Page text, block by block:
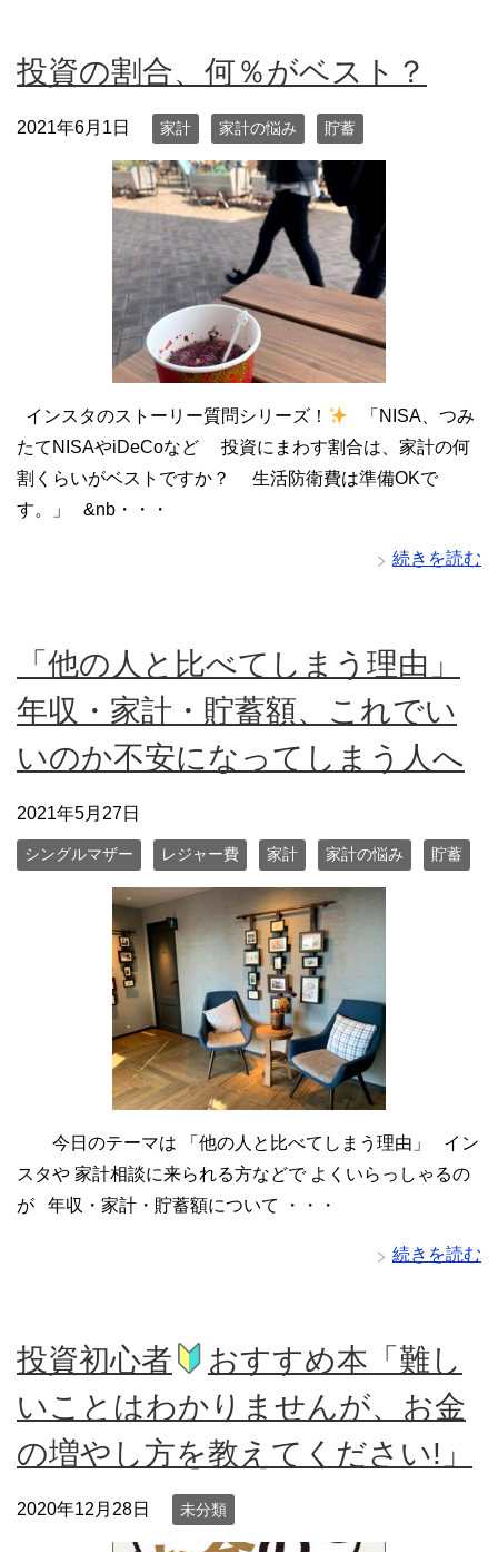
投資の割合、何％がベスト？
2021年6月1日 家計 家計の悩み 貯蓄
インスタのストーリー質問シリーズ！
「NISA、つみ
たてNISAやiDeCoなど 投資にまわす割合は、家計の何
割くらいがベストですか？ 生活防衛費は準備OKで
す。」 &nb・・・
続きを読む
「他の人と比べてしまう理由」
年収・家計・貯蓄額、これでい
いのか不安になってしまう人へ
2021年5月27日
シングルマザー レジャー費 家計 家計の悩み 貯蓄
今日のテーマは 「他の人と比べてしまう理由」 イン
スタや 家計相談に来られる方などで よくいらっしゃるの
が 年収・家計・貯蓄額について ・・・
続きを読む
投資初心者
おすすめ本「難し
いことはわかりませんが、お金
の増やし方を教えてください!」
2020年12月28日 未分類